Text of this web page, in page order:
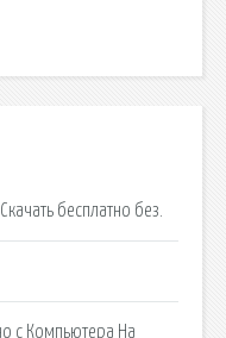
бесплатно без.
с Компьютера На